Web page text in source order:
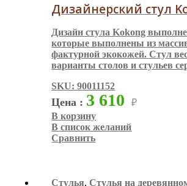
Дизайнерский стул
Дизайн стула Kokong
которые выполнены из
фактурной экокожей. Стул
варианты столов и стульев
SKU: 90011152
Цена : 3 610
₽
В корзину
В список желаний
Сравнить
Стулья,Стулья на